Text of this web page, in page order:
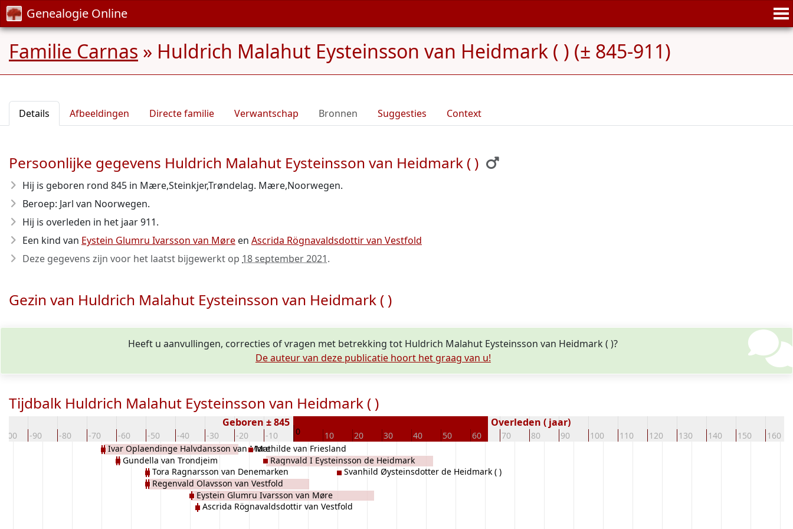
Genealogie Online
Familie Carnas » Huldrich Malahut Eysteinsson van Heidmark ( ) (± 845-911)
Details Afbeeldingen Directe familie Verwantschap Bronnen Suggesties Context
Persoonlijke gegevens Huldrich Malahut Eysteinsson van Heidmark ( )
Hij is geboren rond 845 in Mære,Steinkjer,Trøndelag. Mære,Noorwegen.
Beroep: Jarl van Noorwegen.
Hij is overleden in het jaar 911.
Een kind van Eystein Glumru Ivarsson van Møre en Ascrida Rögnavaldsdottir van Vestfold
Deze gegevens zijn voor het laatst bijgewerkt op 18 september 2021.
Gezin van Huldrich Malahut Eysteinsson van Heidmark ( )
Heeft u aanvullingen, correcties of vragen met betrekking tot Huldrich Malahut Eysteinsson van Heidmark ( )?
De auteur van deze publicatie hoort het graag van u!
Tijdbalk Huldrich Malahut Eysteinsson van Heidmark ( )
-100 -90 -80 -70 -60 -50 -40 -30 -20 -10 0 10 20 30 40 50 60 70 80 90 100 110 120 130 140 150 160
Geboren ± 845 Overleden ( jaar)
Ivar Oplaendinge Halvdansson van Møre
Gundella van Trondjeim
Tora Ragnarsson van Denemarken
Regenvald Olavsson van Vestfold
Eystein Glumru Ivarsson van Møre
Ascrida Rögnavaldsdottir van Vestfold
Mathilde van Friesland
Ragnvald I Eysteinsson de Heidmark
Svanhild Øysteinsdotter de Heidmark ( )